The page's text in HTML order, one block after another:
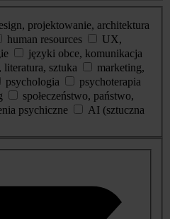
projektowanie, architektura
human resources
UX,
języki obce, komunikacja
literatura, sztuka
marketing,
psychologia
psychoterapia
społeczeństwo, państwo,
psychiczne
AI (sztuczna